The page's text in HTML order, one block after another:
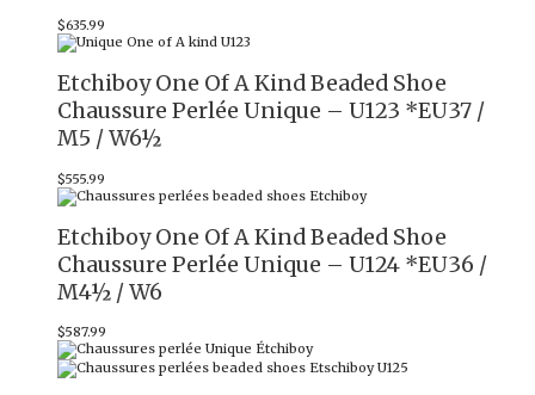
$635.99
Etchiboy One Of A Kind Beaded Shoe
Chaussure Perlée Unique – U123 *EU37 /
M5 / W6½
$555.99
Etchiboy One Of A Kind Beaded Shoe
Chaussure Perlée Unique – U124 *EU36 /
M4½ / W6
$587.99